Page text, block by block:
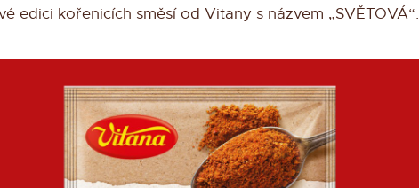
edici kořenicích směsí od Vitany s názvem „SVĚTOVÁ“.